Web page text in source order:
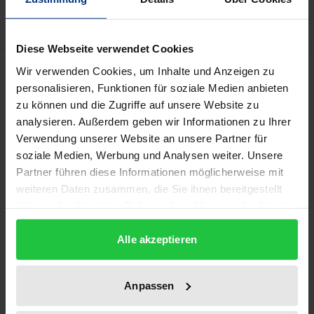
Diese Webseite verwendet Cookies
Wir verwenden Cookies, um Inhalte und Anzeigen zu
personalisieren, Funktionen für soziale Medien anbieten
zu können und die Zugriffe auf unsere Website zu
analysieren. Außerdem geben wir Informationen zu Ihrer
Verwendung unserer Website an unsere Partner für
soziale Medien, Werbung und Analysen weiter. Unsere
Partner führen diese Informationen möglicherweise mit
weiteren Daten zusammen, die Sie ihnen bereitgestellt
gesammelt haben.
Alle akzeptieren
Anpassen
Description
Health Technology Assessment (HTA) als ein
Instrument zur Unterstützung von
Entscheidungsprozessen im Gesundheitswesen hat
international zunehmend an Bedeutung gewonnen.
Mit dem Ziel, HTA auch in Deutschland zu etablieren,
ausgewählter internationaler HTA-Institutionen und
Netzwerke durchgeführt.
Im ersten Band der Schriftenreihe »Health
Technology Assessment« werden die Ergebnisse